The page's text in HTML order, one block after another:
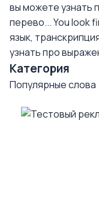
вы можете узнать
перево...You look
язык,
узнать про
Категория
Популярные слова